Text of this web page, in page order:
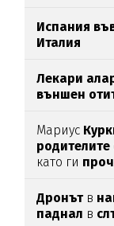
Испания
Италия
Лекари
външен
Мариус
родителите
като ги
Дронътв
паднал в